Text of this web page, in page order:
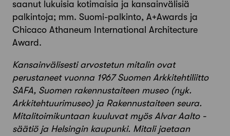
saanut lukuisia kotimaisia ja kansainvälisiä
palkintoja; mm. Suomi-palkinto, A+Awards ja
Chicaco Athaneum International Architecture
Award.
Kansainvälisesti arvostetun mitalin ovat
perustaneet vuonna 1967 Suomen Arkkitehtiliitto
SAFA, Suomen rakennustaiteen museo (nyk.
Arkkitehtuurimuseo) ja Rakennustaiteen seura.
Mitalitoimikuntaan kuuluvat myös Alvar Aalto -
säätiö ja Helsingin kaupunki. Mitali jaetaan